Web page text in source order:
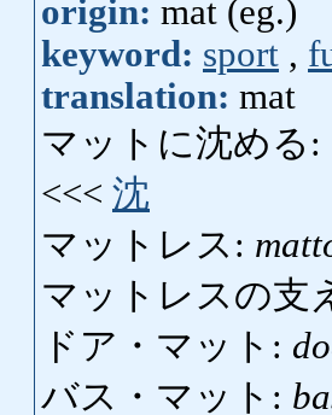
origin: mat (eg.)
keyword: sport ,
translation: mat
マットに沈める:
<<< 沈
マットレス:
マットレスの支
ドア・マット:
バス・マット: